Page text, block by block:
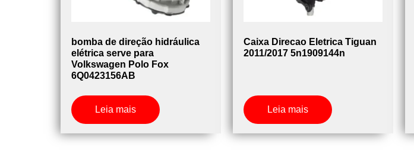
bomba de direção hidráulica
elétrica serve para
Volkswagen Polo Fox
6Q0423156AB
Leia mais
Caixa Direcao Eletrica Tiguan
2011/2017 5n1909144n
Leia mais